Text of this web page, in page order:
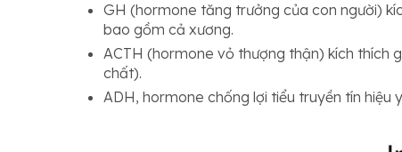
GH (hormone tăng trưởng của con người)
bao gồm cả xương.
ACTH (hormone vỏ thượng thận) kích thích
chất).
ADH, hormone chống lợi tiểu truyền tín hiệu